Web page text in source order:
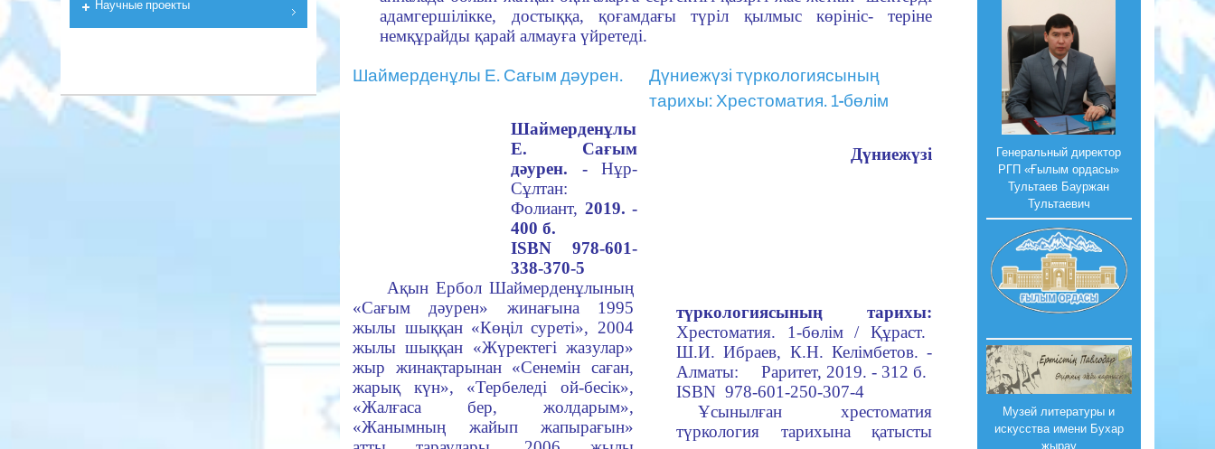
адамгершілікке, достыққа, қоғамдағы түріл қылмыс көрініс- теріне
немқұрайды қарай алмауға үйретеді.
Шаймерденұлы Е. Сағым дәурен.
Шаймерденұлы
Е. Сағым
дәурен. -Нұр-
Сұлтан:
Фолиант, 2019. -
400 б.
ISBN 978-601-
338-370-5
Ақын Ербол Шаймерденұлының
«Сағым дәурен» жинағына 1995
жылы шыққан «Көңіл суреті», 2004
жылы шыққан «Жүректегі жазулар»
жыр жинақтарынан «Сенемін саған,
жарық күн», «Тербеледі ой-бесік»,
«Жалғаса бер, жолдарым»,
«Жанымның жайып жапырағын»
Дүниежүзі түркологиясының
тарихы: Хрестоматия. 1-бөлім
Дүниежүзі
түркологиясының тарихы:
Хрестоматия. 1-бөлім / Құраст.
Ш.И. Ибраев, К.Н. Келімбетов. -
Алматы: Раритет, 2019. - 312 б.
ISBN 978-601-250-307-4
Ұсынылған хрестоматия
түркология тарихына қатысты
Генеральный директор
РГП «Ғылым ордасы»
Тультаев Бауржан
Тультаевич
Музей литературы и
искусства имени Бухар
жырау
Научные проекты